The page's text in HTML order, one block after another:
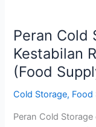
Peran Cold
Kestabilan
(Food
Cold Storage, Food
Peran Cold
Peran
Cold
Storage
dalam
Menjaga
Rantai